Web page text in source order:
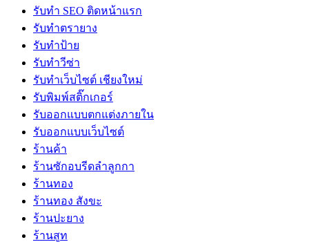
รับทำ SEO ติดหน้าแรก
รับทำตรายาง
รับทำป้าย
รับทำวีซ่า
รับทำเว็บไซต์ เชียงใหม่
รับพิมพ์สติ๊กเกอร์
รับออกแบบตกแต่งภายใน
รับออกแบบเว็บไซต์
ร้านค้า
ร้านซักอบรีดลำลูกกา
ร้านทอง
ร้านทอง สังขะ
ร้านปะยาง
ร้านสูท